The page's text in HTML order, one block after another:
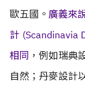
歐五國。 廣義來
計 (Scandinavia
相同 ，例如瑞典
自然；丹麥設計